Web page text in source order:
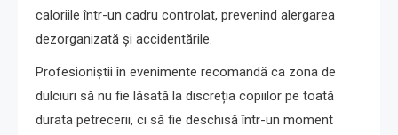
caloriile într-un cadru controlat, prevenind alergarea
dezorganizată și accidentările.
Profesioniștii în evenimente recomandă ca zona de
dulciuri să nu fie lăsată la discreția copiilor pe toată
durata petrecerii, ci să fie deschisă într-un moment